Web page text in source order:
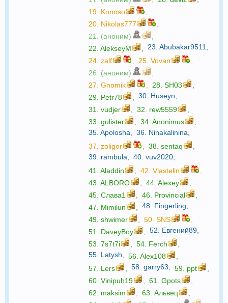
19. Konoso
20. Nikolas777
21. (аноним)
22. AlekseyM 23. Abubakar9511
24. zalf 25. Vovan
26. (аноним)
27. Gnomik 28. SH03
29. Petr78 30. Huseyn
31. vudjer 32. rew5559
33. gulister 34. Anonimus
35. Apolosha 36. Ninakalinina
37. zoligor 38. sentaq
39. rambula 40. vuv2020
41. Aladdin 42. Vlastelin
43. ALBORO 44. Alexey
45. Слава1 46. Provincial
47. Mimilun 48. Fingerling
49. shwimer 50. SNS
51. DaveyBoy 52. Евгений89
53. 7s7t7i 54. Ferch
55. Latysh 56. Alex108
57. Lers 58. garry63 59. ppt
60. Vinipuh19 61. Gpots
62. maksim 63. Альвец